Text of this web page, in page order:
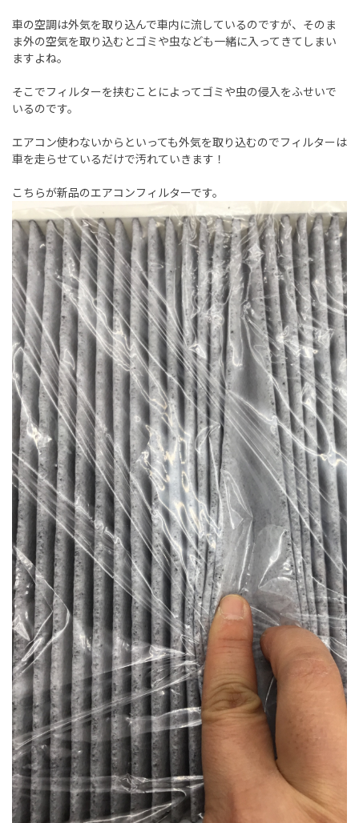
車の空調は外気を取り込んで車内に流しているのですが、そのま
ま外の空気を取り込むとゴミや虫なども一緒に入ってきてしまい
ますよね。
そこでフィルターを挟むことによってゴミや虫の侵入をふせいで
いるのです。
エアコン使わないからといっても外気を取り込むのでフィルターは
車を走らせているだけで汚れていきます！
こちらが新品のエアコンフィルターです。